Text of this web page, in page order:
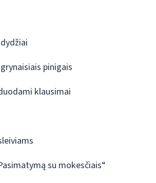
pinigais
klausimai
su mokesčiais“